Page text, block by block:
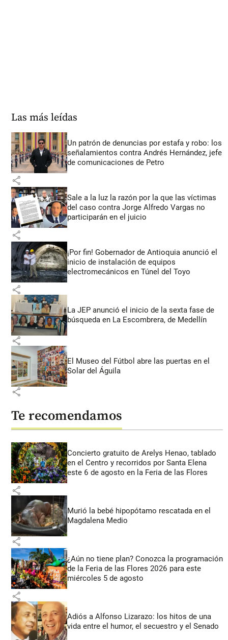
Las más leídas
Un patrón de denuncias por estafa y robo: los
señalamientos contra Andrés Hernández, jefe
de comunicaciones de Petro
share
Sale a la luz la razón por la que las víctimas
del caso contra Jorge Alfredo Vargas no
participarán en el juicio
share
¡Por fin! Gobernador de Antioquia anunció el
inicio de instalación de equipos
electromecánicos en Túnel del Toyo
share
La JEP anunció el inicio de la sexta fase de
búsqueda en La Escombrera, de Medellín
share
El Museo del Fútbol abre las puertas en el
Solar del Águila
share
Te recomendamos
Concierto gratuito de Arelys Henao, tablado
en el Centro y recorridos por Santa Elena
este 6 de agosto en la Feria de las Flores
share
Murió la bebé hipopótamo rescatada en el
Magdalena Medio
share
¿Aún no tiene plan? Conozca la programación
de la Feria de las Flores 2026 para este
miércoles 5 de agosto
share
Adiós a Alfonso Lizarazo: los hitos de una
vida entre el humor, el secuestro y el Senado